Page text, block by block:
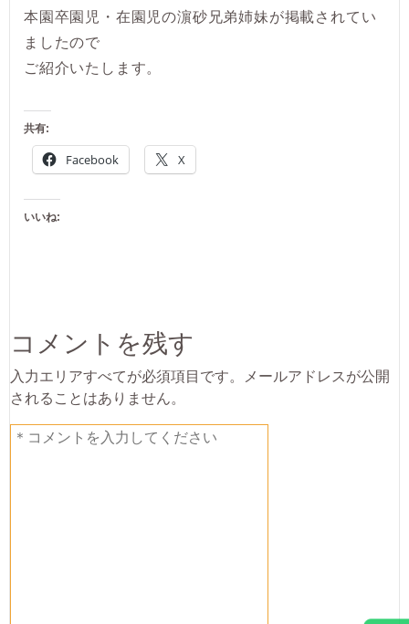
本園卒園児・在園児の濵砂兄弟姉妹が掲載されてい
ましたので
ご紹介いたします。
共有:
Facebook X
いいね:
コメントを残す
入力エリアすべてが必須項目です。メールアドレスが公開
されることはありません。